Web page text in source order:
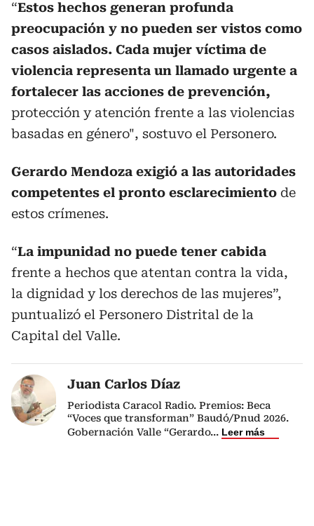
“Estos hechos generan profunda
preocupación y no pueden ser vistos como
casos aislados. Cada mujer víctima de
violencia representa un llamado urgente a
fortalecer las acciones de prevención,
protección y atención frente a las violencias
basadas en género", sostuvo el Personero.
Gerardo Mendoza exigió a las autoridades
competentes el pronto esclarecimiento de
estos crímenes.
“La impunidad no puede tener cabida
frente a hechos que atentan contra la vida,
la dignidad y los derechos de las mujeres”,
puntualizó el Personero Distrital de la
Capital del Valle.
Juan Carlos Díaz
Periodista Caracol Radio. Premios: Beca
“Voces que transforman” Baudó/Pnud 2026.
Gobernación Valle “Gerardo... Leer más